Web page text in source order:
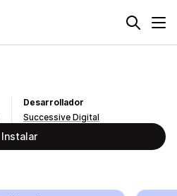
Desarrollador
Successive Digital
Instalar